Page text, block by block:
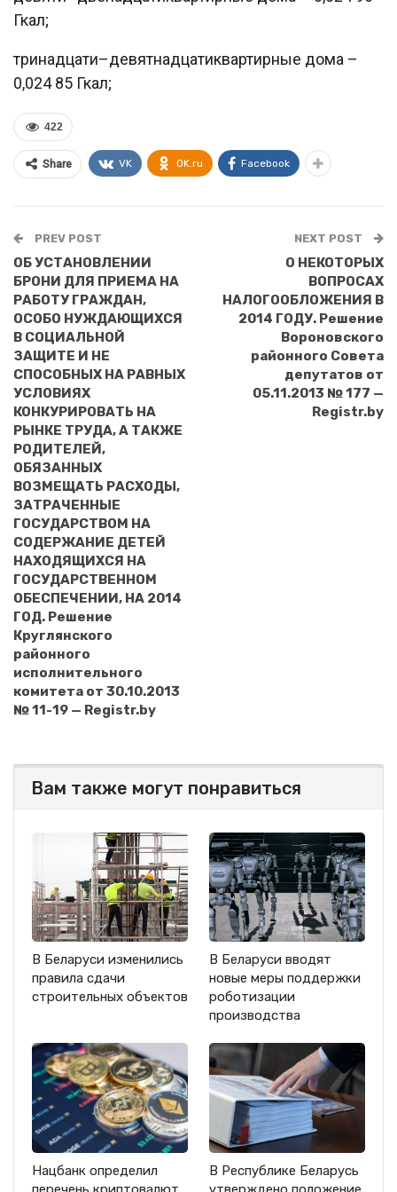
Гкал;
тринадцати–девятнадцатиквартирные дома –
0,024 85 Гкал;
422
Share VK OK.ru Facebook
PREV POST
ОБ УСТАНОВЛЕНИИ
БРОНИ ДЛЯ ПРИЕМА НА
РАБОТУ ГРАЖДАН,
ОСОБО НУЖДАЮЩИХСЯ
В СОЦИАЛЬНОЙ
ЗАЩИТЕ И НЕ
СПОСОБНЫХ НА РАВНЫХ
УСЛОВИЯХ
КОНКУРИРОВАТЬ НА
РЫНКЕ ТРУДА, А ТАКЖЕ
РОДИТЕЛЕЙ,
ОБЯЗАННЫХ
ВОЗМЕЩАТЬ РАСХОДЫ,
ЗАТРАЧЕННЫЕ
ГОСУДАРСТВОМ НА
СОДЕРЖАНИЕ ДЕТЕЙ
НАХОДЯЩИХСЯ НА
ГОСУДАРСТВЕННОМ
ОБЕСПЕЧЕНИИ, НА 2014
ГОД. Решение
Круглянского
районного
исполнительного
комитета от 30.10.2013
№ 11-19 — Registr.by
NEXT POST
О НЕКОТОРЫХ
ВОПРОСАХ
НАЛОГООБЛОЖЕНИЯ В
2014 ГОДУ. Решение
Вороновского
районного Совета
депутатов от
05.11.2013 № 177 —
Registr.by
Вам также могут понравиться
В Беларуси изменились
правила сдачи
строительных объектов
В Беларуси вводят
новые меры поддержки
роботизации
производства
Нацбанк определил
В Республике Беларусь